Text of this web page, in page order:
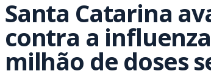
Santa Catarina
contra a
milhão de doses